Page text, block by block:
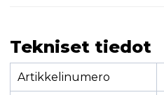
Tekniset tiedot
Artikkelinumero